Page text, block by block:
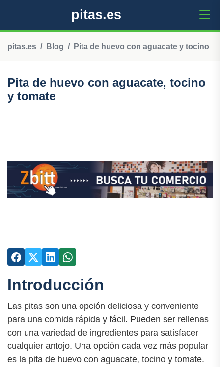
pitas.es
pitas.es Blog Pita de huevo con aguacate y tocino
Pita de huevo con aguacate, tocino
y tomate
Introducción
Las pitas son una opción deliciosa y conveniente
para una comida rápida y fácil. Pueden ser rellenas
con una variedad de ingredientes para satisfacer
cualquier antojo. Una opción cada vez más popular
es la pita de huevo con aguacate, tocino y tomate.